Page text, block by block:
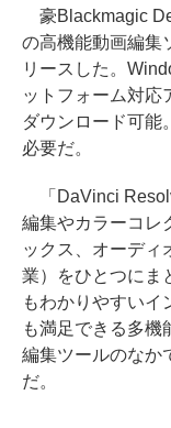
豪Blackmagic
の高機能動画編集
リースした。
ットフォーム対応
ダウンロード可能
必要だ。
「DaVinci
編集やカラーコレ
ックス、オーディ
業）をひとつにま
もわかりやすいイ
も満足できる多機
編集ツールのなか
だ。